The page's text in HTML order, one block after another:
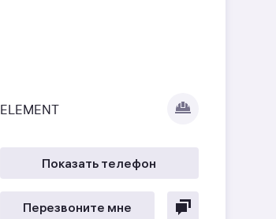
ELEMENT
Показать телефон
Перезвоните мне